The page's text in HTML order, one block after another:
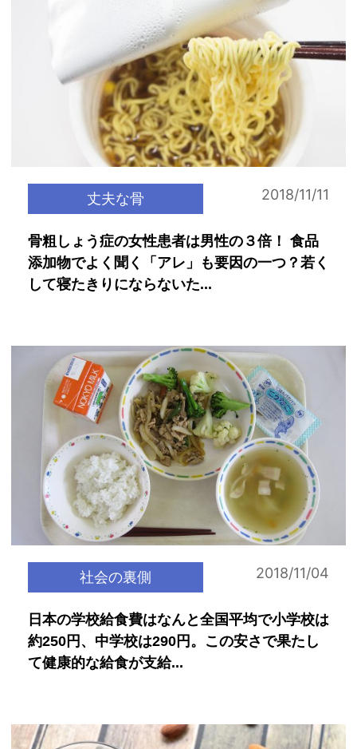
丈夫な骨 2018/11/11
骨粗しょう症の女性患者は男性の３倍！ 食品
添加物でよく聞く「アレ」も要因の一つ？若く
して寝たきりにならないた...
社会の裏側 2018/11/04
日本の学校給食費はなんと全国平均で小学校は
約250円、中学校は290円。この安さで果たし
て健康的な給食が支給...